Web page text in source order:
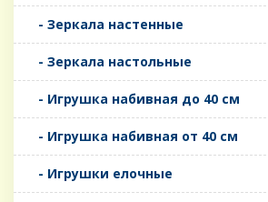
- Зеркала настенные
- Зеркала настольные
- Игрушка набивная до 40 см
- Игрушка набивная от 40 см
- Игрушки елочные